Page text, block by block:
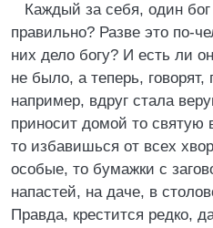
Каждый за себя, один
правильно? Разве это по-
них дело богу? И есть ли
не было, а теперь,
например, вдруг стала
приносит домой то святую
то избавишься от всех
особые, то бумажки с
напастей, на даче, в
Правда, крестится редко,